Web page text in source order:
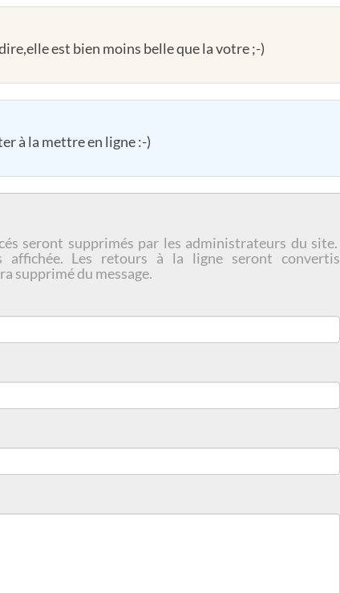
est bien moins belle que la votre ;-)
à la mettre en ligne :-)
seront supprimés par les administrateurs du site.
affichée. Les retours à la ligne seront convertis
supprimé du message.